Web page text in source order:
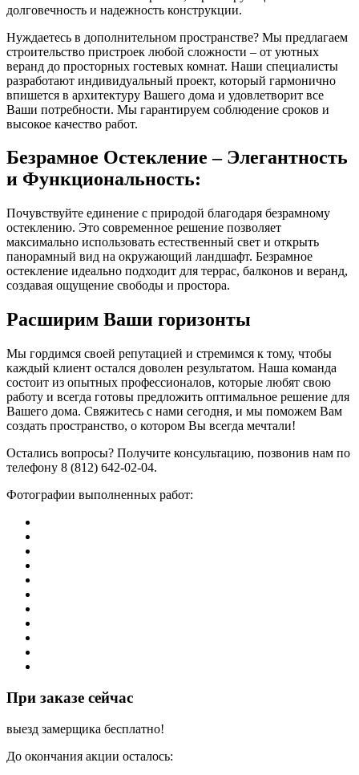
долговечность и надежность конструкции.
Нуждаетесь в дополнительном пространстве? Мы предлагаем
строительство пристроек любой сложности – от уютных
веранд до просторных гостевых комнат. Наши специалисты
разработают индивидуальный проект, который гармонично
впишется в архитектуру Вашего дома и удовлетворит все
Ваши потребности. Мы гарантируем соблюдение сроков и
высокое качество работ.
Безрамное Остекление – Элегантность
и Функциональность:
Почувствуйте единение с природой благодаря безрамному
остеклению. Это современное решение позволяет
максимально использовать естественный свет и открыть
панорамный вид на окружающий ландшафт. Безрамное
остекление идеально подходит для террас, балконов и веранд,
создавая ощущение свободы и простора.
Расширим Ваши горизонты
Мы гордимся своей репутацией и стремимся к тому, чтобы
каждый клиент остался доволен результатом. Наша команда
состоит из опытных профессионалов, которые любят свою
работу и всегда готовы предложить оптимальное решение для
Вашего дома. Свяжитесь с нами сегодня, и мы поможем Вам
создать пространство, о котором Вы всегда мечтали!
Остались вопросы? Получите консультацию, позвонив нам по
телефону 8 (812) 642-02-04.
Фотографии выполненных работ:
При заказе сейчас
выезд замерщика бесплатно!
До окончания акции осталось: